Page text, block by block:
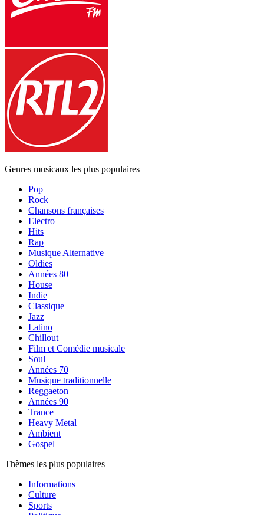
Genres musicaux les plus populaires
Pop
Rock
Chansons françaises
Electro
Hits
Rap
Musique Alternative
Oldies
Années 80
House
Indie
Classique
Jazz
Latino
Chillout
Film et Comédie musicale
Soul
Années 70
Musique traditionnelle
Reggaeton
Années 90
Trance
Heavy Metal
Ambient
Gospel
Thèmes les plus populaires
Informations
Culture
Sports